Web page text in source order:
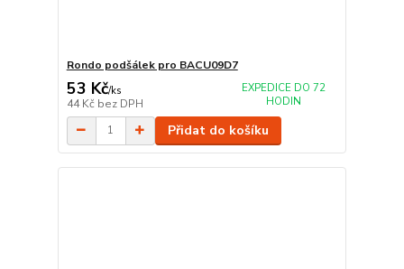
Rondo podšálek pro BACU09D7
53 Kč/ks
44 Kč bez DPH
EXPEDICE DO 72
HODIN
Přidat do košíku